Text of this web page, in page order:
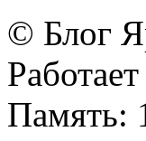
© Блог
Память: